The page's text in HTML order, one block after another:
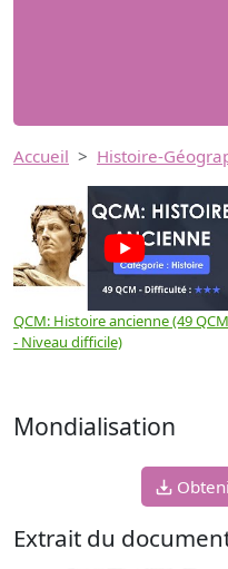
Accueil Histoire-
QCM: Histoire ancienne (49 QCM
- Niveau difficile)
Mondialisation
Extrait du